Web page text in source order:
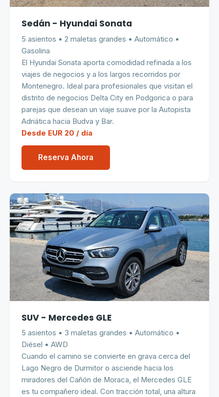
Sedán - Hyundai Sonata
5 asientos • 2 maletas grandes • Automático •
Gasolina
El Hyundai Sonata aporta comodidad refinada a los
viajes de negocios y a los largos recorridos por
Montenegro. Ideal para profesionales que visitan el
distrito de negocios Delta City en Podgorica o para
parejas que desean un viaje suave por la Autopista
Adriática hacia Budva y Bar.
Desde EUR 20 / día
Reserva Ahora
SUV - Mercedes GLE
5 asientos • 3 maletas grandes • Automático •
Diésel • AWD
Cuando el camino se convierte en grava cerca del
Lago Negro de Durmitor o asciende hacia los
miradores del Cañón de Moraca, el Mercedes GLE
es tu compañero ideal. Con tracción total, una altura